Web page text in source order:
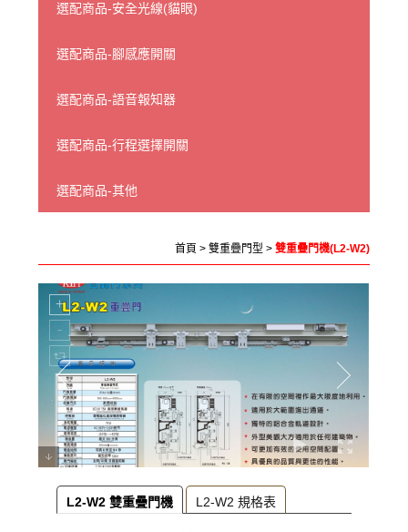
選配商品-安全光線(貓眼)
選配商品-腳感應開關
選配商品-語音報知器
選配商品-行程選擇開關
選配商品-其他
首頁 > 雙重疊門型 > 雙重疊門機(L2-W2)
L2-W2 雙重疊門機 L2-W2 規格表